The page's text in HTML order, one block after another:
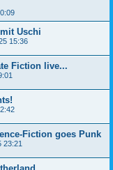
Uschi
15:36
Fiction live...
Fiction goes Punk
23:21